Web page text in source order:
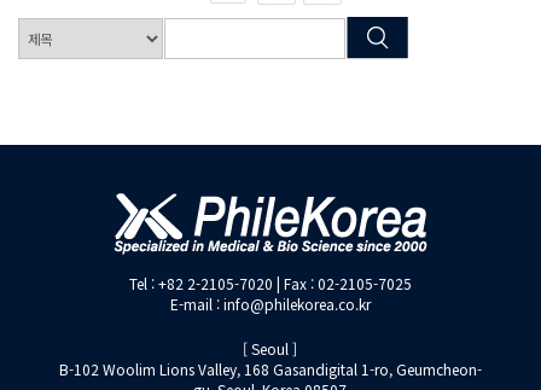
Tel : +82 2-2105-7020 | Fax : 02-2105-7025
E-mail : info@philekorea.co.kr
[ Seoul ]
B-102 Woolim Lions Valley, 168 Gasandigital 1-ro, Geumcheon-